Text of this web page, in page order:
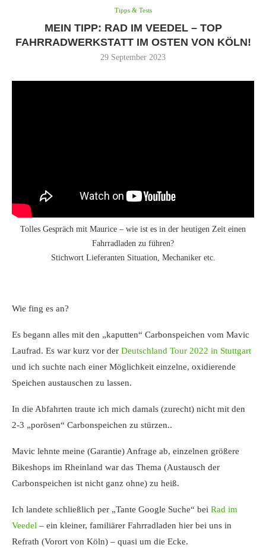
Tipps & Tests
MEIN TIPP: RAD IM VEEDEL – TOP
FAHRRADWERKSTATT IM OSTEN VON KÖLN!
29 September 2023
Tolles Gespräch mit Maurice – wie ist es in der heutigen Zeit einen
Fahrradladen zu führen?
Stichwort Lieferanten Situation, Mechaniker etc.
Wie fing es an?
Es begann alles mit den „kaputten“ Carbonspeichen vom Mavic
Laufrad. Es war kurz vor der Deutschland Tour 2022 in Stuttgart
und ich suchte nach einer Möglichkeit einzelne, oxidierende
Speichen austauschen zu lassen.
In die Abfahrten traute ich mich damals (zurecht) nicht mit den
2-3 „porösen“ Carbonspeichen zu stürzen..
Mavic lehnte meine (Garantie) Anfrage ab, einzelnen größere
Bikeshops im Rheinland war das Thema (Austausch der
Carbonspeichen ist nicht ganz ohne) zu heiß.
Ich landete schließlich per „Tante Google Suche“ bei Rad im
Veedel – ein kleiner, familiärer Fahrradladen hier bei uns in
Refrath (Vorort von Köln) – quasi um die Ecke.